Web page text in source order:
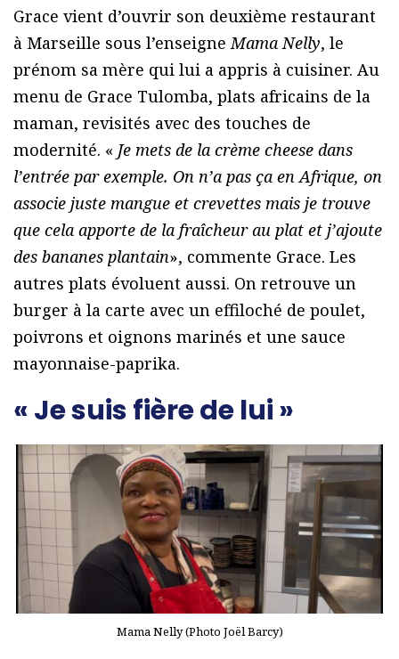
Grace vient d’ouvrir son deuxième restaurant
à Marseille sous l’enseigneMama Nelly, le
prénom sa mère qui lui a appris à cuisiner. Au
menu de Grace Tulomba, plats africains de la
maman, revisités avec des touches de
modernité. « Je mets de la crème cheese dans
l’entrée par exemple. On n’a pas ça en Afrique, on
associe juste mangue et crevettes mais je trouve
que cela apporte de la fraîcheur au plat et j’ajoute
des bananes plantain», commente Grace. Les
autres plats évoluent aussi. On retrouve un
burger à la carte avec un effiloché de poulet,
poivrons et oignons marinés et une sauce
mayonnaise-paprika.
« Je suis fière de lui »
Mama Nelly (Photo Joël Barcy)